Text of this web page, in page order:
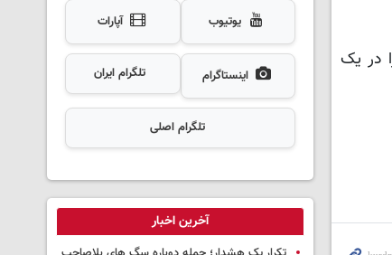
در یک
یوتیوب آپارات
اینستاگرام تلگرام ایران
تلگرام اصلی
آخرین اخبار